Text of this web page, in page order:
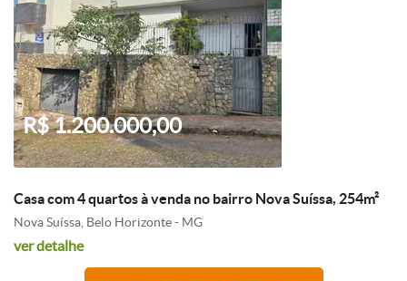
R$ 1.200.000,00
Casa com 4 quartos à venda no bairro Nova Suíssa, 254m²
Nova Suíssa, Belo Horizonte - MG
ver detalhe